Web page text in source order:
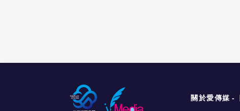
不是失敗的旅程。賽後他承認對手更好，
Scaloni）的眼淚，說明這場失利不只是
一座冠軍。自2018年接掌國家隊以來，
設專屬接待服務的貴賓席，更往上飆漲。
SeatGeek與StubHub顯示，上層看台
票價約1萬元起跳，下層看台不少座位則
突破3萬5000元，部分二手市場成交價
法組織有效攻勢，90分鐘內未能完成任
何射門。 下半場傷停補時，阿根廷中場
恩佐．費南德斯（Enzo Fernndez）因
關於愛傳媒